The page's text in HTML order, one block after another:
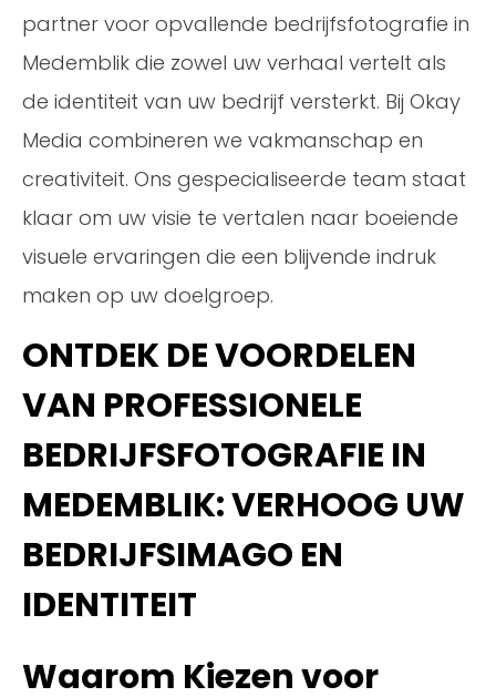
partner voor opvallende bedrijfsfotografie in
Medemblik die zowel uw verhaal vertelt als
de identiteit van uw bedrijf versterkt. Bij Okay
Media combineren we vakmanschap en
creativiteit. Ons gespecialiseerde team staat
klaar om uw visie te vertalen naar boeiende
visuele ervaringen die een blijvende indruk
maken op uw doelgroep.
ONTDEK DE VOORDELEN
VAN PROFESSIONELE
BEDRIJFSFOTOGRAFIE IN
MEDEMBLIK: VERHOOG UW
BEDRIJFSIMAGO EN
IDENTITEIT
Waarom Kiezen voor